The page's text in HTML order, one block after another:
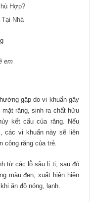
Hợp?
Nhà
em
gặp do vi khuẩn gây
răng, sinh ra chất hữu
kết cấu của răng. Nếu
các vi khuẩn này sẽ liên
công răng của trẻ.
từ các lỗ sâu li ti, sau đó
màu đen, xuất hiện hiện
ăn đồ nóng, lạnh.